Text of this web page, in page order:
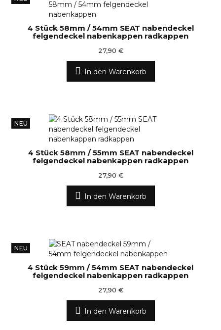
4 Stück 58mm / 54mm SEAT nabendeckel
felgendeckel nabenkappen radkappen
27,90 €
In den Warenkorb
NEU
4 Stück 58mm / 55mm SEAT nabendeckel
felgendeckel nabenkappen radkappen
27,90 €
In den Warenkorb
NEU
4 Stück 59mm / 54mm SEAT nabendeckel
felgendeckel nabenkappen radkappen
27,90 €
In den Warenkorb